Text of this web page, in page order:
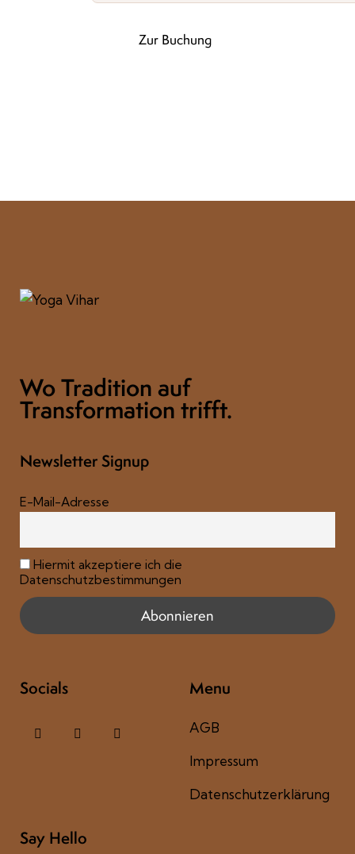
Wo Tradition auf
Transformation trifft.
Newsletter Signup
E-Mail-Adresse
Hiermit akzeptiere ich die
Datenschutzbestimmungen
Socials Menu
AGB
Impressum
Datenschutzerklärung
Say Hello